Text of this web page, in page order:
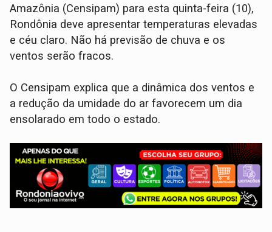
Amazônia (Censipam) para esta quinta-feira (10),
Rondônia deve apresentar temperaturas elevadas
e céu claro. Não há previsão de chuva e os
ventos serão fracos.
O Censipam explica que a dinâmica dos ventos e
a redução da umidade do ar favorecem um dia
ensolarado em todo o estado.